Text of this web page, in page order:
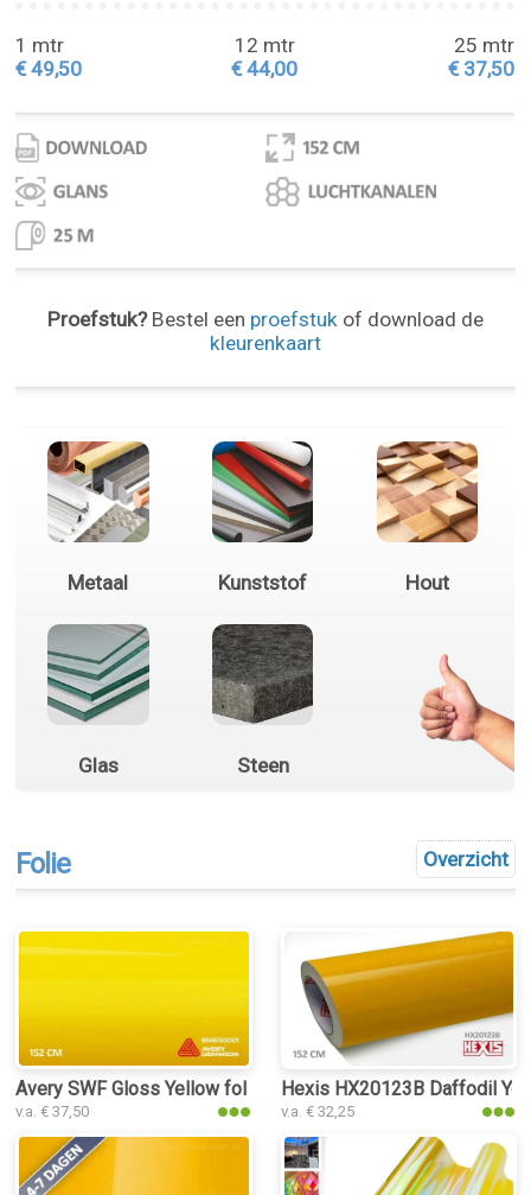
1 mtr
€ 49,50
12 mtr
€ 44,00
25 mtr
€ 37,50
Proefstuk?Bestel een proefstukof download de
kleurenkaart
Metaal Kunststof Hout
Glas Steen
Overzicht
Folie
Avery SWF Gloss Yellow folie
v.a. € 37,50
Hexis HX20123B Daffodil
v.a. € 32,25